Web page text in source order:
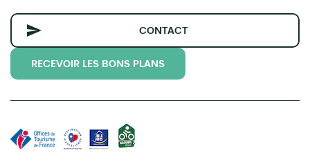
CONTACT
RECEVOIR LES BONS PLANS